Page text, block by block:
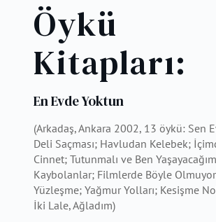
Öykü
Kitapları:
En Evde Yoktun
(Arkadaş, Ankara 2002, 13 öykü: Sen
Deli Saçması; Havludan Kelebek;
Cinnet; Tutunmalı ve Ben
Kaybolanlar; Filmlerde Böyle
Yüzleşme; Yağmur Yolları; Kesişme
İki Lale, Ağladım)